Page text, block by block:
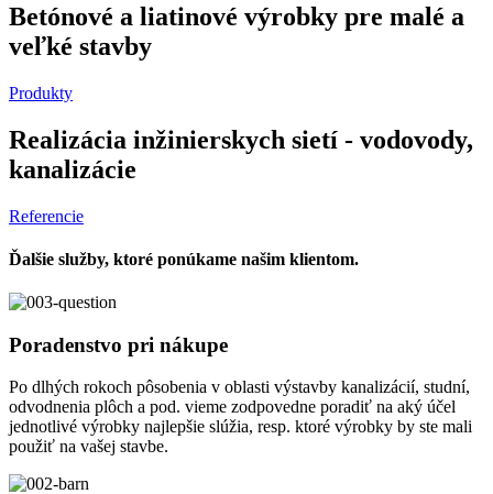
Betónové a liatinové výrobky pre malé a
veľké stavby
Produkty
Realizácia inžinierskych sietí - vodovody,
kanalizácie
Referencie
Ďalšie služby, ktoré ponúkame našim klientom.
Poradenstvo pri nákupe
Po dlhých rokoch pôsobenia v oblasti výstavby kanalizácií, studní,
odvodnenia plôch a pod. vieme zodpovedne poradiť na aký účel
jednotlivé výrobky najlepšie slúžia, resp. ktoré výrobky by ste mali
použiť na vašej stavbe.